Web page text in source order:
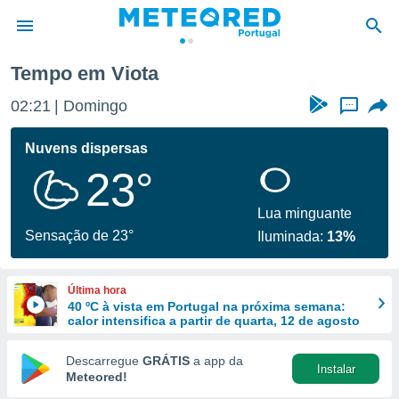
da
foi
fornecidas
a este
das
e
forma
digital
Tempo em Viota
02:21 Domingo ...
Nuvens dispersas
23°
Sensação de 23°
Lua minguante
Iluminada: 13%
Última hora
40 ºC à vista em Portugal na próxima semana:
calor intensifica a partir de quarta, 12 de agosto
Descarregue GRÁTIS a app da
Meteored!
Instalar